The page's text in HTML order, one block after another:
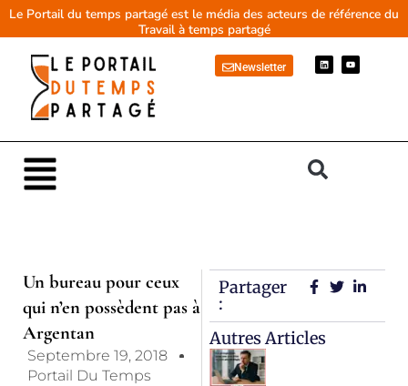
AllerLe Portail du temps partagé est le média des acteurs de référence du
Travail à temps partagé
Newsletter
L
i
n
Y
o
u
Main
Menu
Un bureau pour ceux
qui n’en possèdent pas à
Argentan
Septembre 19, 2018
Portail Du Temps
Partager
:
Autres Articles